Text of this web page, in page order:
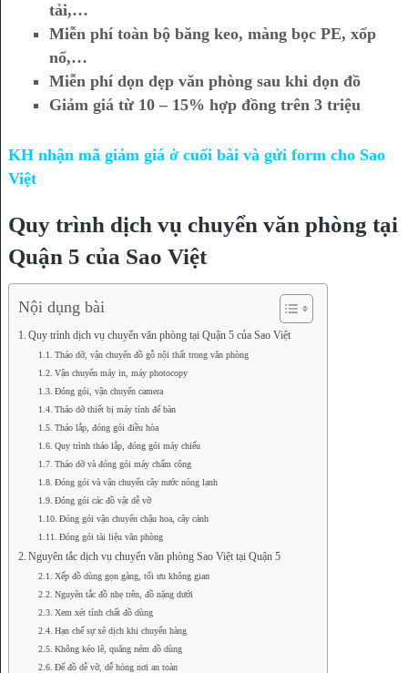
tải,…
Miễn phí toàn bộ băng keo, màng bọc PE, xốp
nổ,…
Miễn phí dọn dẹp văn phòng sau khi dọn đồ
Giảm giá từ 10 – 15% hợp đồng trên 3 triệu
KH nhận mã giảm giá ở cuối bài và gửi form cho Sao
Việt
Quy trình dịch vụ chuyển văn phòng tại
Quận 5 của Sao Việt
Nội dụng bài
Quy trình dịch vụ chuyển văn phòng tại Quận 5 của Sao Việt
Tháo dỡ, vận chuyển đồ gỗ nội thất trong văn phòng
Vận chuyển máy in, máy photocopy
Đóng gói, vận chuyển camera
Tháo dỡ thiết bị máy tính để bàn
Tháo lắp, đóng gói điều hòa
Quy trình tháo lắp, đóng gói máy chiếu
Tháo dỡ và đóng gói máy chấm công
Đóng gói và vận chuyển cây nước nóng lạnh
Đóng gói các đồ vật dễ vỡ
Đóng gói vận chuyển chậu hoa, cây cảnh
Đóng gói tài liệu văn phòng
Nguyên tắc dịch vụ chuyển văn phòng Sao Việt tại Quận 5
Xếp đồ dùng gọn gàng, tối ưu không gian
Nguyên tắc đồ nhẹ trên, đồ nặng dưới
Xem xét tính chất đồ dùng
Hạn chế sự xê dịch khi chuyển hàng
Không kéo lê, quăng ném đồ dùng
Để đồ dễ vỡ, dễ hỏng nơi an toàn